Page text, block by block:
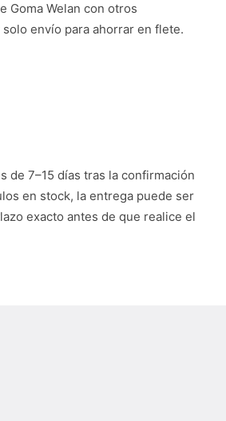
Welan con otros
envío para ahorrar en flete.
de 7–15 días tras la confirmación
en stock, la entrega puede ser
exacto antes de que realice el